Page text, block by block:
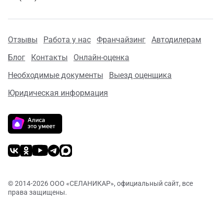
Отзывы Работа у нас Франчайзинг
Автодилерам
Блог
Контакты
Онлайн-оценка
Необходимые документы
Выезд оценщика
Юридическая информация
© 2014-2026 ООО «СЕЛАНИКАР», официальный сайт, все
права защищены.